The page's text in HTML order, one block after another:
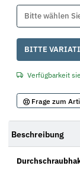
Bitte wählen
x
BITTE
Verfügbarkeit
Frage zum
Beschreibung